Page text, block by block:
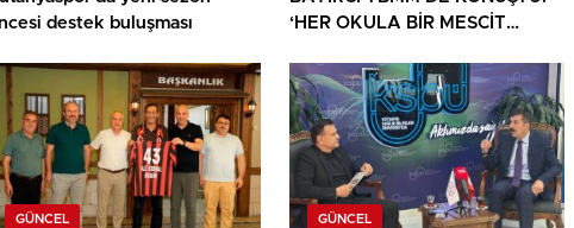
destek buluşması
‘HER OKULA BİR MESCİT
GÜNCEL GÜNCEL